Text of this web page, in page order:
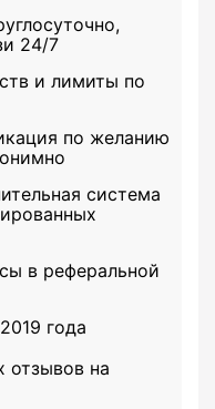
24/7
и лимиты по
по желанию
система
в реферальной
года
отзывов на